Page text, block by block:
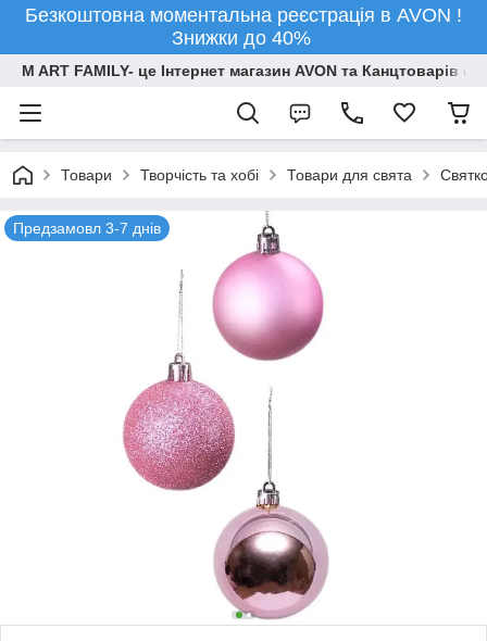
Безкоштовна моментальна реєстрація в AVON !
Знижки до 40%
M ART FAMILY- це Інтернет магазин AVON та Канцтоварів
Товари Творчiсть та хобi Товари для свята
Предзамовл 3-7 днів